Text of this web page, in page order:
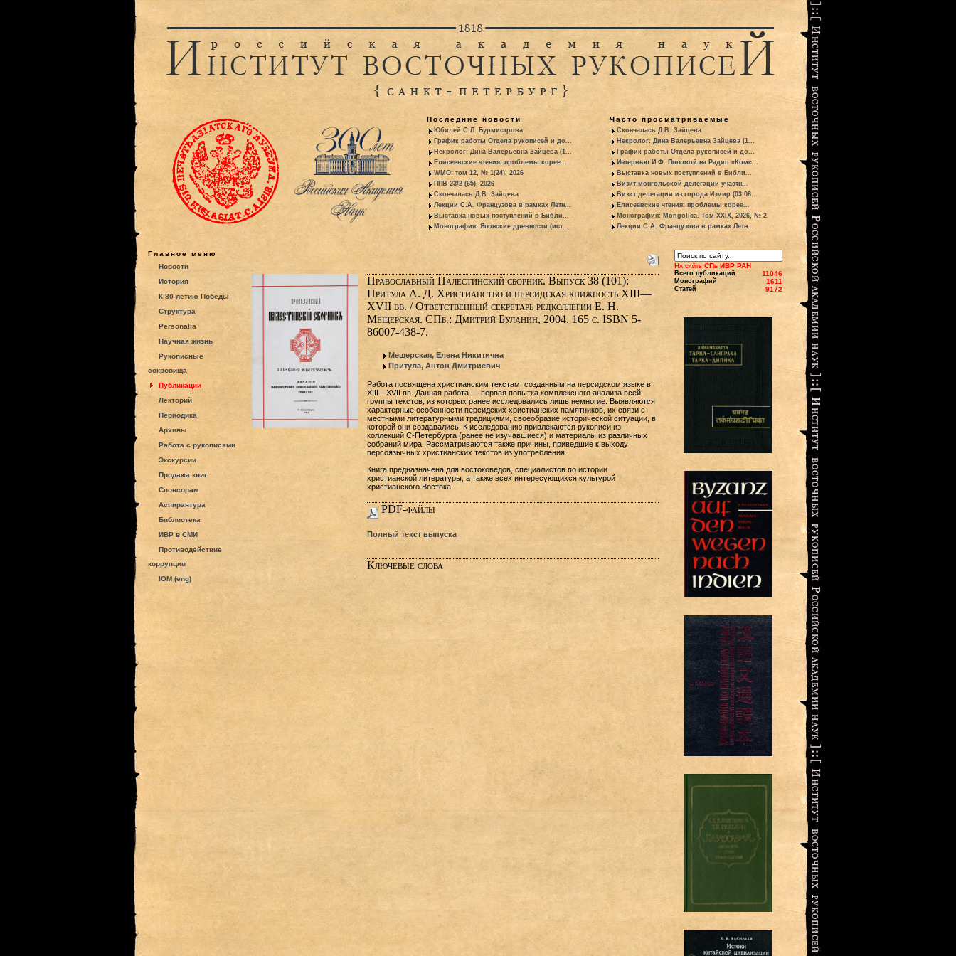
Последние новости
Юбилей С.Л. Бурмистрова
График работы Отдела рукописей и до...
Некролог: Дина Валерьевна Зайцева (1...
Елисеевские чтения: проблемы корее...
WMO: том 12, № 1(24), 2026
ППВ 23/2 (65), 2026
Скончалась Д.В. Зайцева
Лекции С.А. Французова в рамках Летн...
Выставка новых поступлений в Библи...
Монография: Японские древности (ист...
Часто просматриваемые
Скончалась Д.В. Зайцева
Некролог: Дина Валерьевна Зайцева (1...
График работы Отдела рукописей и до...
Интервью И.Ф. Поповой на Радио «Комс...
Выставка новых поступлений в Библи...
Визит монгольской делегации участн...
Визит делегации из города Измир (03.06...
Елисеевские чтения: проблемы корее...
Монография: Mongolica. Том XXIX, 2026, № 2
Лекции С.А. Французова в рамках Летн...
Главное меню
Новости
История
К 80-летию Победы
Структура
Personalia
Научная жизнь
Рукописные
сокровища
Публикации
Лекторий
Периодика
Архивы
Работа с рукописями
Экскурсии
Продажа книг
Спонсорам
Аспирантура
Библиотека
ИВР в СМИ
Противодействие
коррупции
IOM (eng)
Православный Палестинский сборник. Выпуск 38 (101):
Притула А. Д. Христианство и персидская книжность XIII—
XVII вв. / Ответственный секретарь редколлегии Е. Н.
Мещерская. СПб.: Дмитрий Буланин, 2004. 165 с. ISBN 5-
86007-438-7.
Мещерская, Елена Никитична
Притула, Антон Дмитриевич
Работа посвящена христианским текстам, созданным на персидском языке в
XIII—XVII вв. Данная работа — первая попытка комплексного анализа всей
группы текстов, из которых ранее исследовались лишь немногие. Выявляются
характерные особенности персидских христианских памятников, их связи с
местными литературными традициями, своеобразие исторической ситуации, в
которой они создавались. К исследованию привлекаются рукописи из
коллекций С-Петербурга (ранее не изучавшиеся) и материалы из различных
собраний мира. Рассматриваются также причины, приведшие к выходу
персоязычных христианских текстов из употребления.
Книга предназначена для востоковедов, специалистов по истории
христианской литературы, а также всех интересующихся культурой
христианского Востока.
PDF-файлы
Полный текст выпуска
Ключевые слова
На сайте СПб ИВР РАН
Всего публикаций 11046
Монографий 1611
Статей 9172